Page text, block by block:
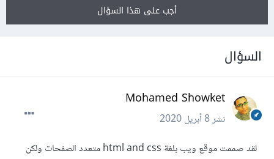
أجب على هذا السؤال
السؤال
Mohamed Showket
نشر8 أبريل 2020
لقد صممت موقع ويب بلغة html and css متعدد الصفحات ولكن